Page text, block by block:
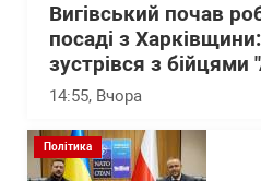
Вигівський почав
посаді з
зустрівся з бійцями
14:55, Вчора
Політика